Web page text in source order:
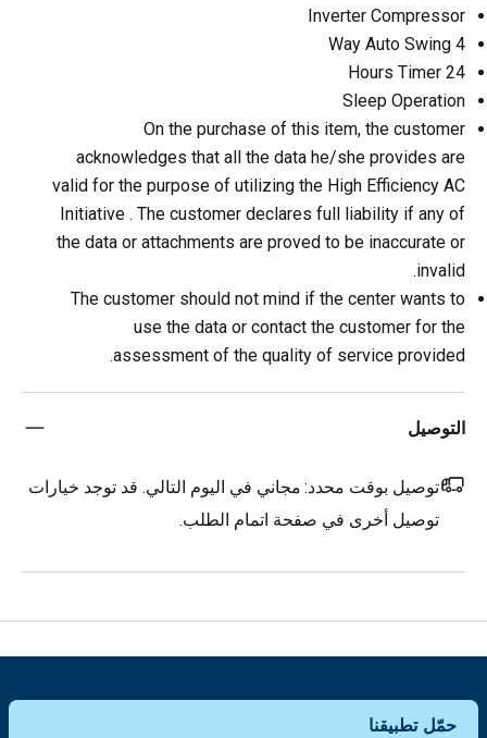
Inverter Compressor
4 Way Auto Swing
24 Hours Timer
Sleep Operation
On the purchase of this item, the customer
acknowledges that all the data he/she provides are
valid for the purpose of utilizing the High Efficiency AC
Initiative . The customer declares full liability if any of
the data or attachments are proved to be inaccurate or
invalid.
The customer should not mind if the center wants to
use the data or contact the customer for the
assessment of the quality of service provided.
التوصيل
توصيل بوقت محدد: مجاني في اليوم التالي. قد توجد خيارات
توصيل أخرى في صفحة اتمام الطلب.
حمّل تطبيقنا